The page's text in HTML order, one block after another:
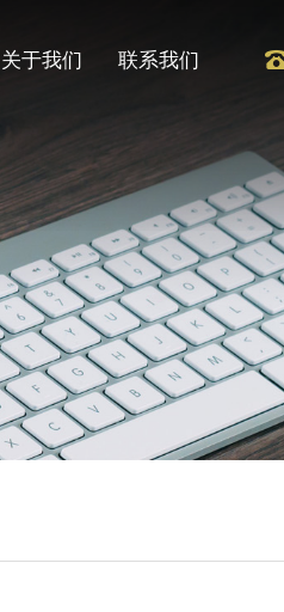
关于我们 联系我们